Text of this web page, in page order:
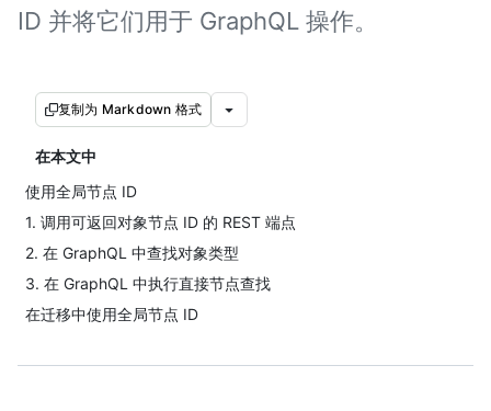
ID 并将它们用于 GraphQL 操作。
复制为 Markdown 格式
在本文中
使用全局节点 ID
1. 调用可返回对象节点 ID 的 REST 端点
2. 在 GraphQL 中查找对象类型
3. 在 GraphQL 中执行直接节点查找
在迁移中使用全局节点 ID